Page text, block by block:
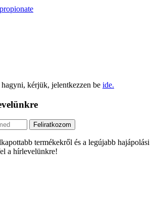
hagyni, kérjük, jelentkezzen be ide.
Feliratkozom
termékekről és a legújabb hajápolási
a hírlevelünkre!